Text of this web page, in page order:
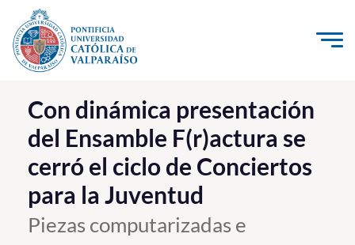
Click acá para ir directamente al contenido
La Universidad
Investigación, Creación e Innovación
PUCV Internacional
Vinculación con el Medio
Con dinámica presentación
del Ensamble F(r)actura se
cerró el ciclo de Conciertos
para la Juventud
Piezas computarizadas e